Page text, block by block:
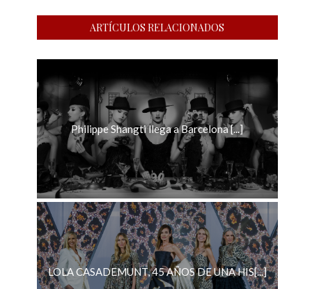
ARTÍCULOS RELACIONADOS
Philippe Shangti llega a Barcelona [...]
LOLA CASADEMUNT, 45 AÑOS DE UNA HIS[...]